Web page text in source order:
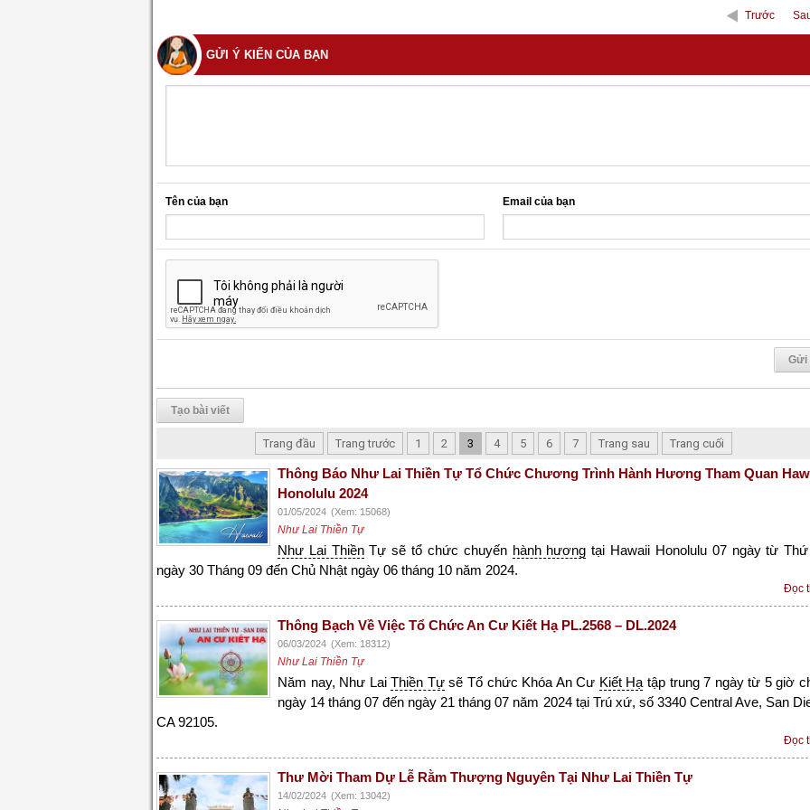
Trước
GỬI Ý KIẾN CỦA BẠN
Tên của bạn Email của bạn
Tạo bài viết
Trang đầu Trang trước 1 2 3 4 5 6 7 Trang sau Trang cuối
Thông Báo Như Lai Thiền Tự Tổ Chức Chương Trình Hành Hương Tham Quan
Honolulu 2024
01/05/2024 (Xem: 15068)
Như Lai Thiền Tự
Như Lai ThiềnTự sẽ tổ chức chuyến hành hương tại Hawaii Honolulu 07 ngày từ
ngày 30 Tháng 09 đến Chủ Nhật ngày 06 tháng 10 năm 2024.
Đọc
Thông Bạch Về Việc Tổ Chức An Cư Kiết Hạ PL.2568 – DL.2024
06/03/2024 (Xem: 18312)
Như Lai Thiền Tự
Năm nay, Như LaiThiền Tựsẽ Tổ chức Khóa An Cư Kiết Hạ tập trung 7 ngày từ 5 giờ
ngày 14 tháng 07 đến ngày 21 tháng 07 năm 2024 tại Trú xứ, số 3340 Central Ave, San
CA 92105.
Đọc
Thư Mời Tham Dự Lễ Rằm Thượng Nguyên Tại Như Lai Thiền Tự
14/02/2024 (Xem: 13042)